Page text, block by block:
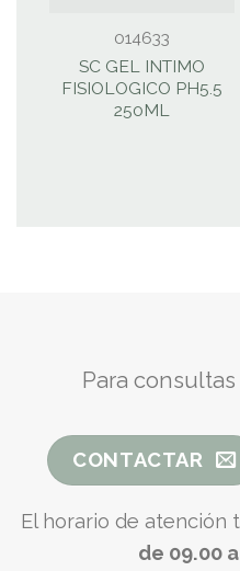
014633
SC GEL INTIMO
FISIOLOGICO PH5.5
250ML
Para
CONTACTAR
El horario de atención
de 09.00